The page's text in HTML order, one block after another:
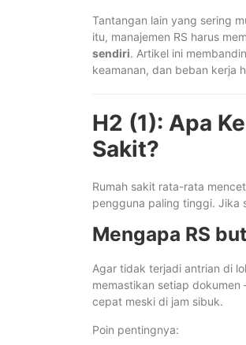
Tantangan lain yang sering
itu, manajemen RS harus
sendiri. Artikel ini
keamanan, dan beban kerja
H2 (1): Apa
Sakit?
Rumah sakit rata-rata
pengguna paling tinggi. Jika
Mengapa RS
Agar tidak terjadi antrian di
memastikan setiap
cepat meski di jam sibuk.
Poin pentingnya: